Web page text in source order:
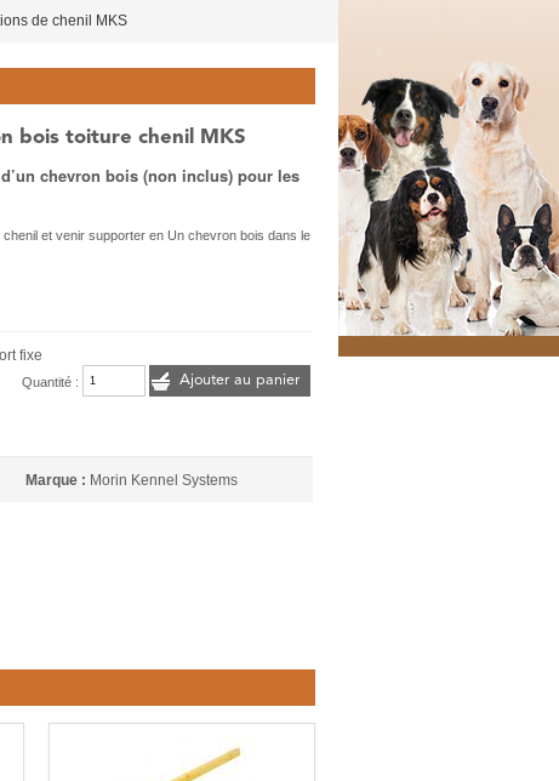
de chenil MKS
bois toiture chenil MKS
chevron bois (non inclus) pour les
et venir supporter en Un chevron bois dans le
fixe
Quantité : Ajouter au panier
Marque : Morin Kennel Systems